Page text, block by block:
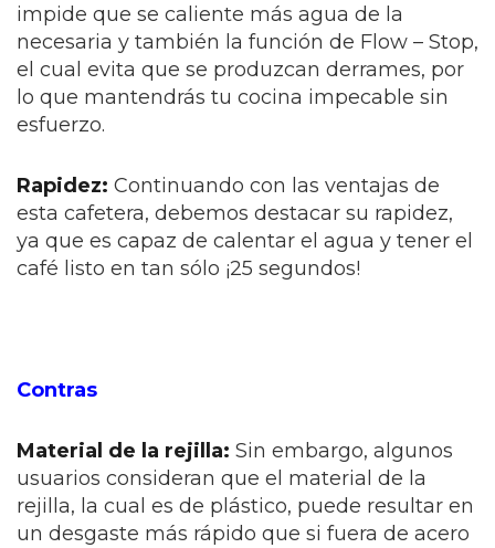
impide que se caliente más agua de la
necesaria y también la función de Flow – Stop,
el cual evita que se produzcan derrames, por
lo que mantendrás tu cocina impecable sin
esfuerzo.
Rapidez: Continuando con las ventajas de
esta cafetera, debemos destacar su rapidez,
ya que es capaz de calentar el agua y tener el
café listo en tan sólo ¡25 segundos!
Contras
Material de la rejilla: Sin embargo, algunos
usuarios consideran que el material de la
rejilla, la cual es de plástico, puede resultar en
un desgaste más rápido que si fuera de acero